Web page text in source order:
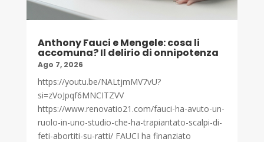
Anthony Fauci e Mengele: cosa li
accomuna? Il delirio di onnipotenza
Ago 7, 2026
https://youtu.be/NALtjmMV7vU?
si=zVoJpqf6MNCITZVV
https://www.renovatio21.com/fauci-ha-avuto-un-
ruolo-in-uno-studio-che-ha-trapiantato-scalpi-di-
feti-abortiti-su-ratti/ FAUCI ha finanziato